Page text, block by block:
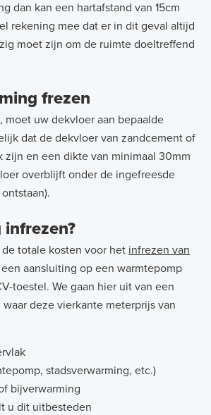
dan kan een hartafstand van 15cm
rekening mee dat er in dit geval altijd
moet zijn om de ruimte doeltreffend
frezen
uw dekvloer aan bepaalde
dat de dekvloer van zandcement of
zijn en een dikte van minimaal 30mm
overblijft onder de ingefreesde
totale kosten voor het infrezen van
aansluiting op een warmtepomp
toestel. We gaan hier uit van een
deze vierkante meterprijs van
stadsverwarming, etc.)
bijverwarming
u dit uitbesteden